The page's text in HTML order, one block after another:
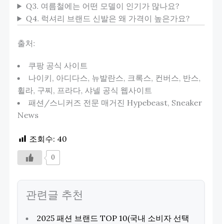
Q3. 여름철에는 어떤 모델이 인기가 많나요?
Q4. 럭셔리 브랜드 신발은 왜 가격이 높은가요?
출처:
쿠팡 공식 사이트
나이키, 아디다스, 뉴발란스, 크록스, 컨버스, 반스,
휠라, 구찌, 프라다, 샤넬 공식 웹사이트
패션/스니커즈 전문 매거진 Hypebeast, Sneaker
News
조회수: 40
0
관련글 추천
2025 패션 브랜드 TOP 10(국내 소비자 선택